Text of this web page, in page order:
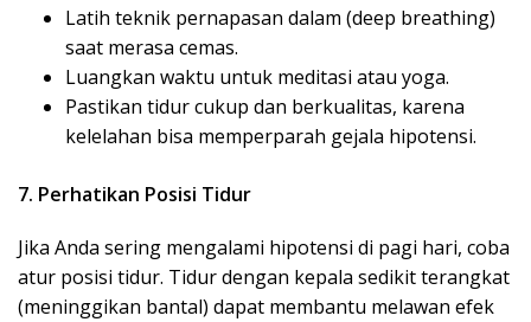
Latih teknik pernapasan dalam (deep breathing)
saat merasa cemas.
Luangkan waktu untuk meditasi atau yoga.
Pastikan tidur cukup dan berkualitas, karena
kelelahan bisa memperparah gejala hipotensi.
7. Perhatikan Posisi Tidur
Jika Anda sering mengalami hipotensi di pagi hari, coba
atur posisi tidur. Tidur dengan kepala sedikit terangkat
(meninggikan bantal) dapat membantu melawan efek